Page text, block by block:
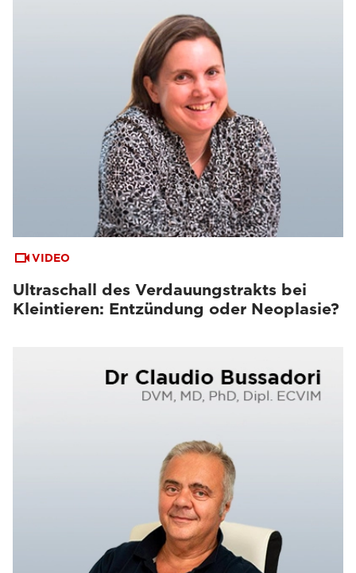
VIDEO
Ultraschall des Verdauungstrakts bei
Kleintieren: Entzündung oder Neoplasie?